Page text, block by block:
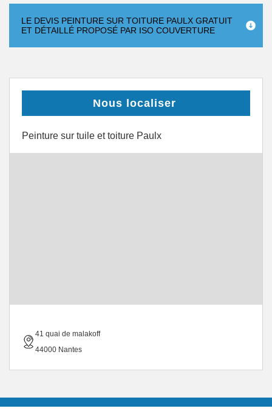
LE DEVIS PEINTURE SUR TOITURE PAULX GRATUIT
ET DÉTAILLÉ PROPOSÉ PAR ISO COUVERTURE
Nous localiser
Peinture sur tuile et toiture Paulx
41 quai de malakoff
44000 Nantes